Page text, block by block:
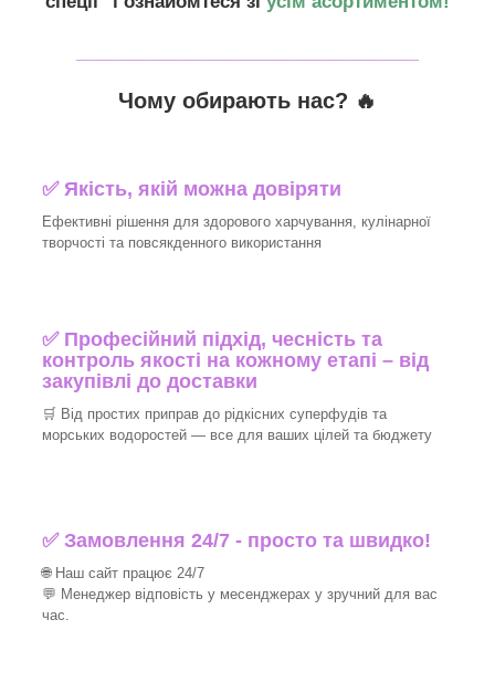
Чому обирають нас? 🔥
✅ Якість, якій можна довіряти
Ефективні рішення для здорового харчування, кулінарної
творчості та повсякденного використання
✅ Професійний підхід, чесність та
контроль якості на кожному етапі – від
закупівлі до доставки
🛒 Від простих приправ до рідкісних суперфудів та
морських водоростей — все для ваших цілей та бюджету
✅ Замовлення 24/7 - просто та швидко!
🌐 Наш сайт працює 24/7
💬 Менеджер відповість у месенджерах у зручний для вас
час.